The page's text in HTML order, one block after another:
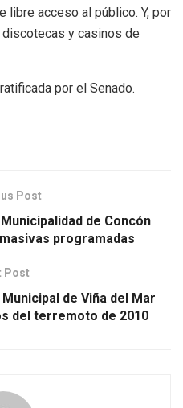
acceso al público. Y, por
y casinos de
por el Senado.
Post
de Concón
programadas
Post
de Viña del Mar
del terremoto de 2010